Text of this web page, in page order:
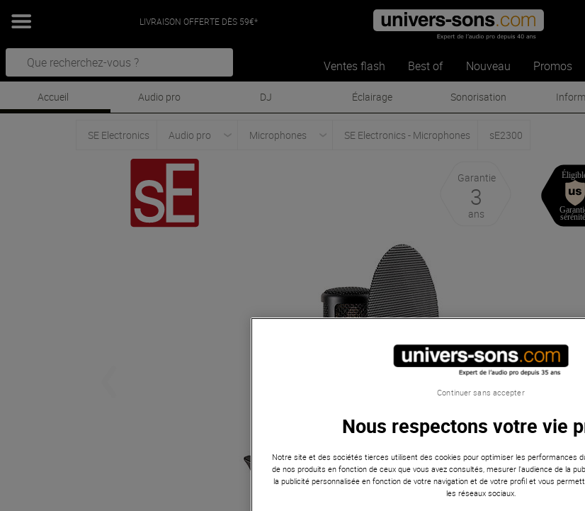
LIVRAISON OFFERTE DÈS 59€*
Ventes flash Best of Nouveau Promos
Accueil Audio pro DJ Éclairage Sonorisation
SE Electronics Audio pro Microphones SE Electronics - Microphones sE2300
Garantie
3
ans
Nous respectons votre vie
Notre site et des sociétés tierces utilisent des cookies pour optimiser les performances
de nos produits en fonction de ceux que vous avez consultés, mesurer l'audience de la
la publicité personnalisée en fonction de votre navigation et de votre profil et vous
les réseaux sociaux.
Continuer sans accepter